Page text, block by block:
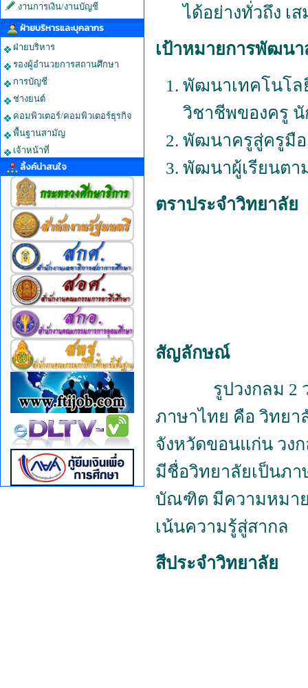
งานการเงิน/งานบัญชี
ฝ่ายบริหารและบุคลากร
ฝ่ายบริหาร
รองผู้อำนวยการสถานศึกษา
การบัญชี
ช่างยนต์
คอมพิวเตอร์/คอมพิวเตอร์ธุรกิจ
พื้นฐานสามัญ
เจ้าหน้าที่
ลิ้งค์น่าสนใจ
ได้อย่างทั่วถึง เ
เป้าหมายการพัฒน
พัฒนาเทคโนโล
วิชาชีพของครู
พัฒนาครูสู่ครูมื
พัฒนาผู้เรียนตา
ตราประจำวิทยาลัย
สัญลักษณ์
รูปวงกลม 2 วง
ภาษาไทย คือ วิทย
จังหวัดขอนแก่น วง
มีชื่อวิทยาลัยเป็นภ
บัณฑิต มีความหมาย
เน้นความรู้สู่สากล
สีประจำวิทยาลัย